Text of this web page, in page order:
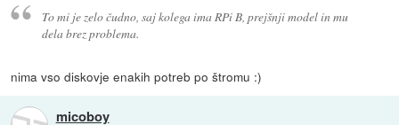
To mi je zelo čudno, saj kolega ima RPi B, prejšnji model in mu
dela brez problema.
nima vso diskovje enakih potreb po štromu :)
micoboy